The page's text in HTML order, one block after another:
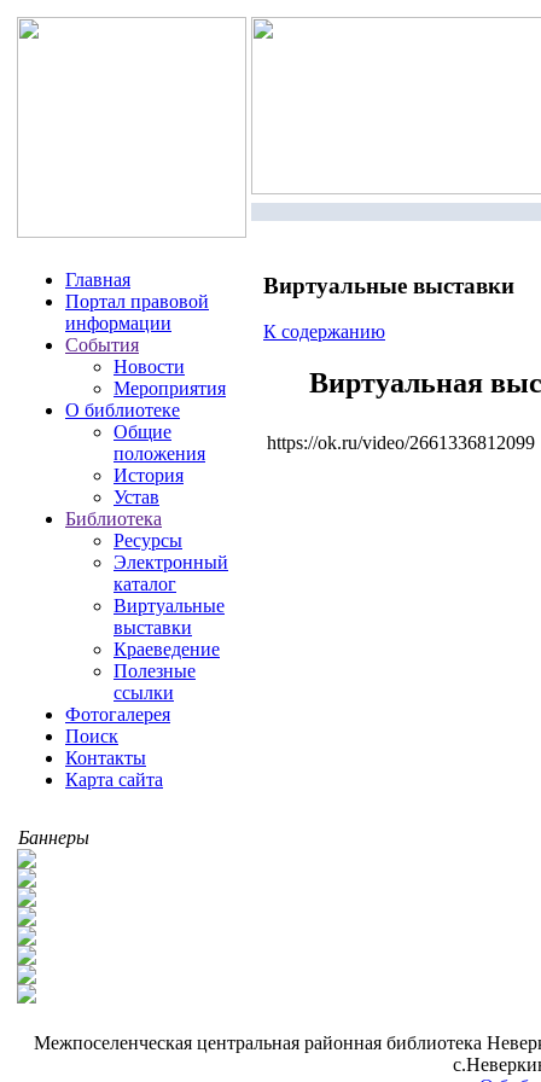
Главная
Портал правовой
информации
События
Новости
Мероприятия
О библиотеке
Общие
положения
История
Устав
Библиотека
Ресурсы
Электронный
каталог
Виртуальные
выставки
Краеведение
Полезные
ссылки
Фотогалерея
Поиск
Контакты
Карта сайта
Баннеры
Виртуальные выставки
К содержанию
Виртуальная
https://ok.ru/video/2661336812099
Межпоселенческая центральная районная библиотека